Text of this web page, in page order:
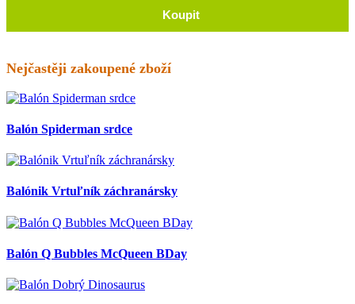
Koupit
Nejčastěji zakoupené zboží
Balón Spiderman srdce
Balónik Vrtuľník záchranársky
Balón Q Bubbles McQueen BDay